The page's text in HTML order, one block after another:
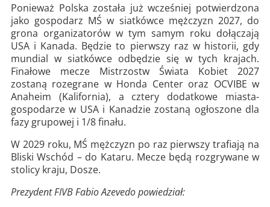
Ponieważ Polska została już wcześniej potwierdzona
jako gospodarz MŚ w siatkówce mężczyzn 2027, do
grona organizatorów w tym samym roku dołączają
USA i Kanada. Będzie to pierwszy raz w historii, gdy
mundial w siatkówce odbędzie się w tych krajach.
Finałowe mecze Mistrzostw Świata Kobiet 2027
zostaną rozegrane w Honda Center oraz OCVIBE w
Anaheim (Kalifornia), a cztery dodatkowe miasta-
gospodarze w USA i Kanadzie zostaną ogłoszone dla
fazy grupowej i 1/8 finału.
W 2029 roku, MŚ mężczyzn po raz pierwszy trafiają na
Bliski Wschód – do Kataru. Mecze będą rozgrywane w
stolicy kraju, Dosze.
Prezydent FIVB Fabio Azevedo powiedział: